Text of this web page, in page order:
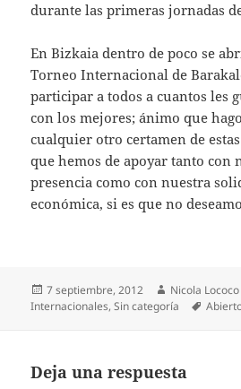
durante las primeras jornadas
En Bizkaia dentro de poco se
Torneo Internacional de
participar a todos a cuantos les
con los mejores; ánimo que
cualquier otro certamen de
que hemos de apoyar tanto con
presencia como con nuestra
económica, si es que no
Publicado
el
7 septiembre, 2012 Autor
Nicola Lococo
Internacionales,Sin categoría
Deja una respuesta